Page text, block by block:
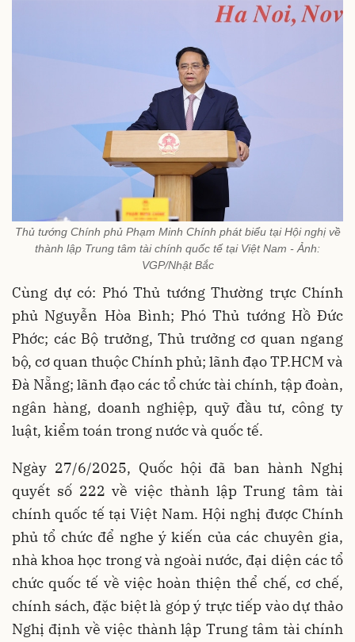
Thủ tướng Chính phủ Phạm Minh Chính phát biểu tại Hội nghị về
thành lập Trung tâm tài chính quốc tế tại Việt Nam - Ảnh:
VGP/Nhật Bắc
Cùng dự có: Phó Thủ tướng Thường trực Chính
phủ Nguyễn Hòa Bình; Phó Thủ tướng Hồ Đức
Phớc; các Bộ trưởng, Thủ trưởng cơ quan ngang
bộ, cơ quan thuộc Chính phủ; lãnh đạo TP.HCM và
Đà Nẵng; lãnh đạo các tổ chức tài chính, tập đoàn,
ngân hàng, doanh nghiệp, quỹ đầu tư, công ty
luật, kiểm toán trong nước và quốc tế.
Ngày 27/6/2025, Quốc hội đã ban hành Nghị
quyết số 222 về việc thành lập Trung tâm tài
chính quốc tế tại Việt Nam. Hội nghị được Chính
phủ tổ chức để nghe ý kiến của các chuyên gia,
nhà khoa học trong và ngoài nước, đại diện các tổ
chức quốc tế về việc hoàn thiện thể chế, cơ chế,
chính sách, đặc biệt là góp ý trực tiếp vào dự thảo
Nghị định về việc thành lập Trung tâm tài chính